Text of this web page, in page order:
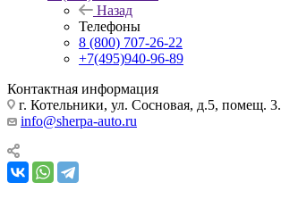
Назад
Телефоны
8 (800) 707-26-22
+7(495)940-96-89
Контактная информация
г. Котельники, ул. Сосновая, д.5, помещ. 3.
info@sherpa-auto.ru